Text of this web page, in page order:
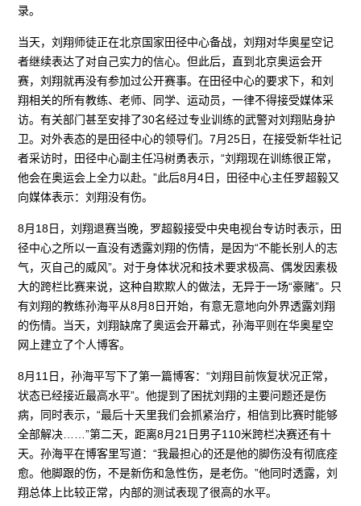
录。
当天，刘翔师徒正在北京国家田径中心备战，刘翔对华奥星空记
者继续表达了对自己实力的信心。但此后，直到北京奥运会开
赛，刘翔就再没有参加过公开赛事。在田径中心的要求下，和刘
翔相关的所有教练、老师、同学、运动员，一律不得接受媒体采
访。有关部门甚至安排了30名经过专业训练的武警对刘翔贴身护
卫。对外表态的是田径中心的领导们。7月25日，在接受新华社记
者采访时，田径中心副主任冯树勇表示，“刘翔现在训练很正常，
他会在奥运会上全力以赴。”此后8月4日，田径中心主任罗超毅又
向媒体表示：刘翔没有伤。
8月18日，刘翔退赛当晚，罗超毅接受中央电视台专访时表示，田
径中心之所以一直没有透露刘翔的伤情，是因为“不能长别人的志
气，灭自己的威风”。对于身体状况和技术要求极高、偶发因素极
大的跨栏比赛来说，这种自欺欺人的做法，无异于一场“豪赌”。只
有刘翔的教练孙海平从8月8日开始，有意无意地向外界透露刘翔
的伤情。当天，刘翔缺席了奥运会开幕式，孙海平则在华奥星空
网上建立了个人博客。
8月11日，孙海平写下了第一篇博客：“刘翔目前恢复状况正常，
状态已经接近最高水平”。他提到了困扰刘翔的主要问题还是伤
病，同时表示，“最后十天里我们会抓紧治疗，相信到比赛时能够
全部解决……”第二天，距离8月21日男子110米跨栏决赛还有十
天。孙海平在博客里写道：“我最担心的还是他的脚伤没有彻底痊
愈。他脚跟的伤，不是新伤和急性伤，是老伤。”他同时透露，刘
翔总体上比较正常，内部的测试表现了很高的水平。